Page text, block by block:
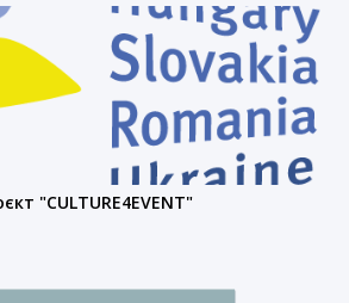
"CULTURE4EVENT"